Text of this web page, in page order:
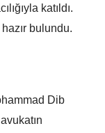
katıldı.
bulundu.
Dib